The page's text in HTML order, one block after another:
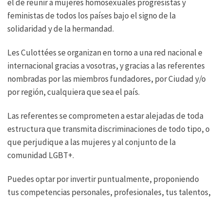
el de reunir a mujeres homosexuales progresistas y
feministas de todos los países bajo el signo de la
solidaridad y de la hermandad.
Les Culottées se organizan en torno a una red nacional e
internacional gracias a vosotras, y gracias a las referentes
nombradas por las miembros fundadores, por Ciudad y/o
por región, cualquiera que sea el país.
Las referentes se comprometen a estar alejadas de toda
estructura que transmita discriminaciones de todo tipo, o
que perjudique a las mujeres y al conjunto de la
comunidad LGBT+.
Puedes optar por invertir puntualmente, proponiendo
tus competencias personales, profesionales, tus talentos,